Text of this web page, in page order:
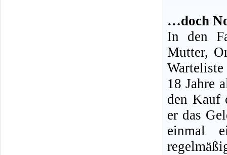
…doch
In den
Mutter,
18 Jahre
den Kauf
er das
einmal